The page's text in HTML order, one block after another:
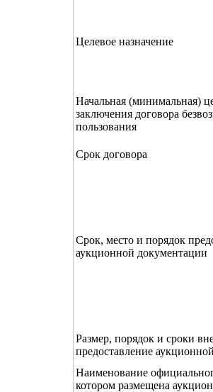
Целевое назначение
Начальная (минимальная)
заключения договора
пользования
Срок договора
Срок, место и порядок
аукционной документации
Размер, порядок и сроки
предоставление
Наименование
котором размещена